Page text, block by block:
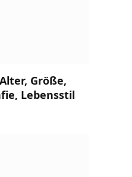
Größe,
Lebensstil